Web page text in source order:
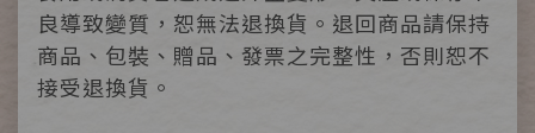
良導致變質，恕無法退換貨。退回商品請保持
商品、包裝、贈品、發票之完整性，否則恕不
接受退換貨。